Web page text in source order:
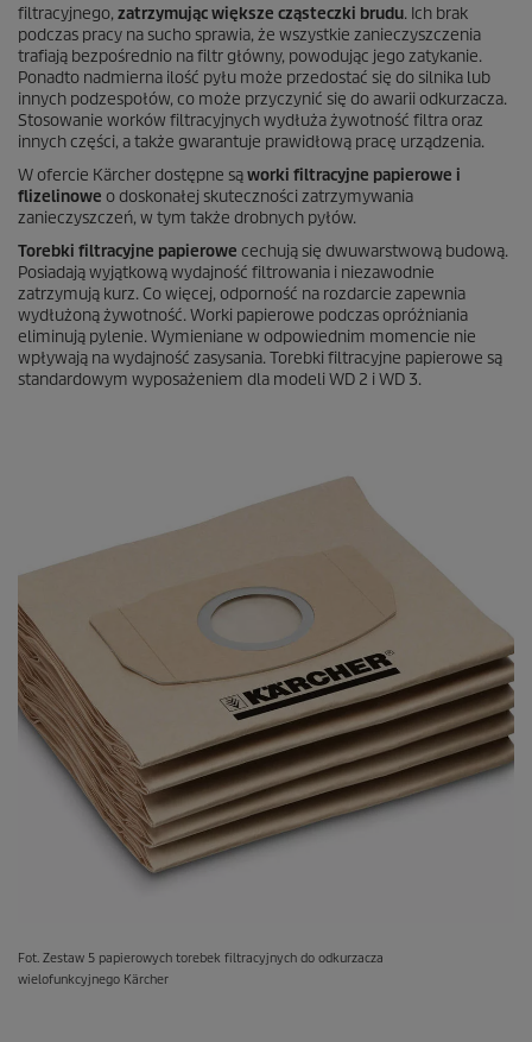
filtracyjnego, zatrzymując większe cząsteczki brudu. Ich brak
podczas pracy na sucho sprawia, że wszystkie zanieczyszczenia
trafiają bezpośrednio na filtr główny, powodując jego zatykanie.
Ponadto nadmierna ilość pyłu może przedostać się do silnika lub
innych podzespołów, co może przyczynić się do awarii odkurzacza.
Stosowanie worków filtracyjnych wydłuża żywotność filtra oraz
innych części, a także gwarantuje prawidłową pracę urządzenia.
W ofercie Kärcher dostępne sąworki filtracyjne papierowe i
flizelinowe o doskonałej skuteczności zatrzymywania
zanieczyszczeń, w tym także drobnych pyłów.
Torebki filtracyjne papierowe cechują się dwuwarstwową budową.
Posiadają wyjątkową wydajność filtrowania i niezawodnie
zatrzymują kurz. Co więcej, odporność na rozdarcie zapewnia
wydłużoną żywotność. Worki papierowe podczas opróżniania
eliminują pylenie. Wymieniane w odpowiednim momencie nie
wpływają na wydajność zasysania. Torebki filtracyjne papierowe są
standardowym wyposażeniem dla modeli WD 2 i WD 3.
Fot. Zestaw 5 papierowych torebek filtracyjnych do odkurzacza
wielofunkcyjnego Kärcher